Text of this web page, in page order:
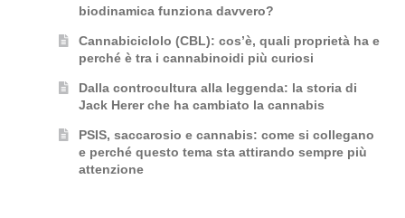
biodinamica funziona davvero?
Cannabiciclolo (CBL): cos’è, quali proprietà ha e
perché è tra i cannabinoidi più curiosi
Dalla controcultura alla leggenda: la storia di
Jack Herer che ha cambiato la cannabis
PSIS, saccarosio e cannabis: come si collegano
e perché questo tema sta attirando sempre più
attenzione